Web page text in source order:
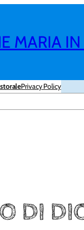
MARIA
Privacy Policy
DI